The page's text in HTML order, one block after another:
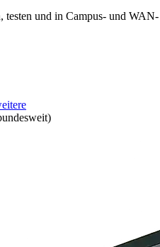
testen und in Campus- und WAN-